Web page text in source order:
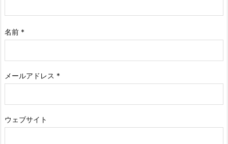
名前 *
メールアドレス *
ウェブサイト